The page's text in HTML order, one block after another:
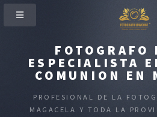
FOTOGRAFO
ESPECIALISTA
COMUNION EN
PROFESIONAL DE LA
MAGACELA Y TODA LA